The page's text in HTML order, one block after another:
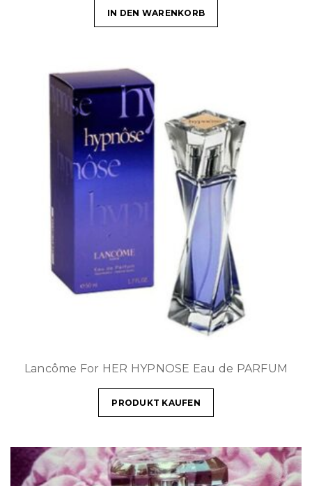
IN DEN WARENKORB
Lancôme For HER HYPNOSE Eau de PARFUM
PRODUKT KAUFEN